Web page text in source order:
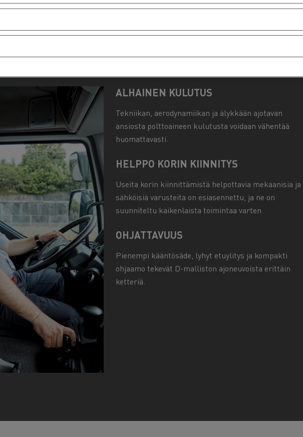
alalla jo 60 vuotta, ja se on ottanut koko kylmäketjun täysin haltuunsa tuotteidensa
työpäiväänsä täysin rauhallisin mielin ja noudattaa sitoumuksiaan
ALHAINEN KULUTUS
Tekniikan, aerodynamiikan ja älykkään ajotavan
ansiosta polttoaineen kulutusta voidaan vähentää
huomattavasti.
HELPPO KORIN KIINNITYS
Useita korin kiinnittämistä helpottavia mekaanisia ja
sähköisiä varusteita on esiasennettu, ja ne on
suunniteltu kaikenlaista toimintaa varten.
OHJATTAVUUS
Pienempi kääntösäde, lyhyt etuylitys ja kompakti
ohjaamo tekevät D-malliston ajoneuvoista erittäin
ketteriä.